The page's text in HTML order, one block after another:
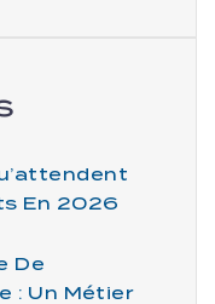
En 2026
De
: Un Métier